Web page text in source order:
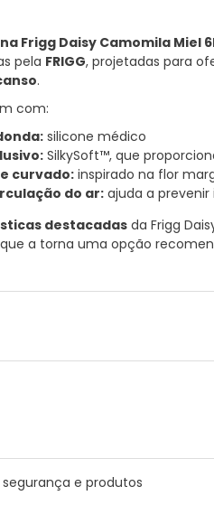
Frigg Daisy Camomila Miel
pela FRIGG, projetadas para
.
com:
silicone médico
SilkySoft™, que
curvado:inspirado na flor
do ar: ajuda a
destacadasda Frigg
a torna uma opção
e produtos